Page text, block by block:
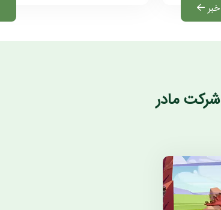
مادر